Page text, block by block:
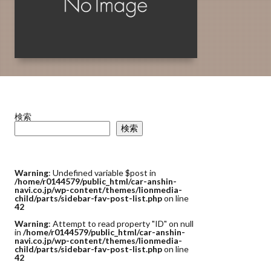
検索
検索
Warning: Undefined variable $post in
/home/r0144579/public_html/car-anshin-
navi.co.jp/wp-content/themes/lionmedia-
child/parts/sidebar-fav-post-list.phpon line
42
Warning: Attempt to read property "ID" on null
in /home/r0144579/public_html/car-anshin-
navi.co.jp/wp-content/themes/lionmedia-
child/parts/sidebar-fav-post-list.phpon line
42